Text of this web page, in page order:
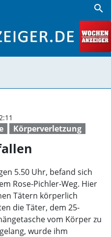
search
Körperverletzung
5.50 Uhr, befand sich
Rose-Pichler-Weg. Hier
Tätern körperlich
die Täter, dem 25-
vom Körper zu
wurde ihm